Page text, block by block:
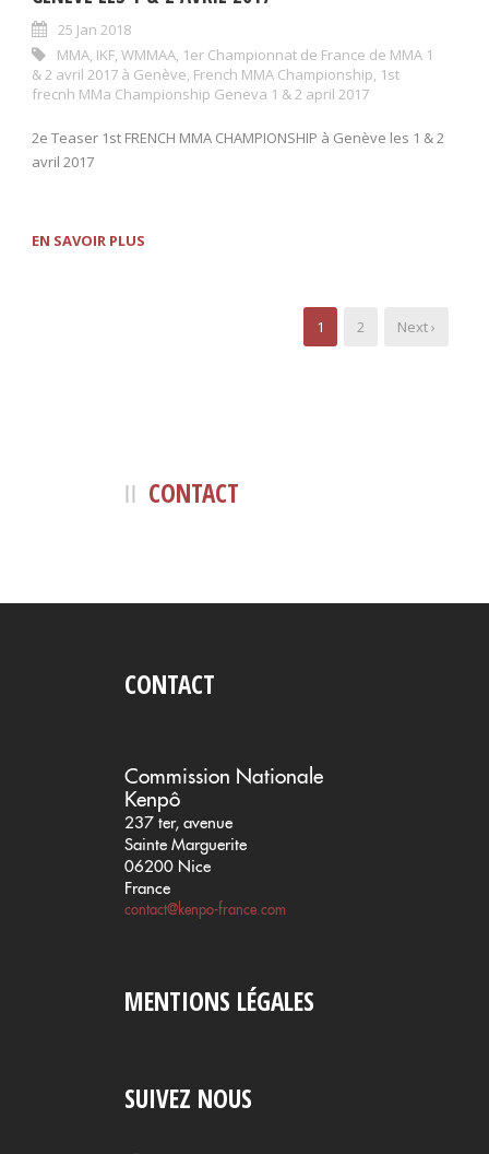
25 Jan 2018
MMA, IKF, WMMAA, 1er Championnat de France de MMA 1
& 2 avril 2017 à Genève, French MMA Championship, 1st
frecnh MMa Championship Geneva 1 & 2 april 2017
2e Teaser 1st FRENCH MMA CHAMPIONSHIP à Genève les 1 & 2
avril 2017
EN SAVOIR PLUS
1 2 Next ›
CONTACT
CONTACT
Commission Nationale
Kenpô
237 ter, avenue
Sainte Marguerite
06200 Nice
France
contact@kenpo-france.com
MENTIONS LÉGALES
SUIVEZ NOUS